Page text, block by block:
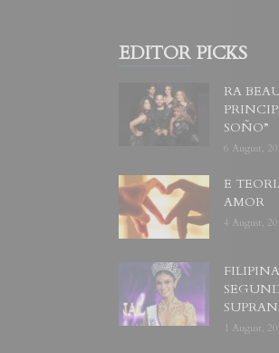
EDITOR PICKS
RA
SOÑO”
6 August,
E
AMOR
4 August,
1 August,